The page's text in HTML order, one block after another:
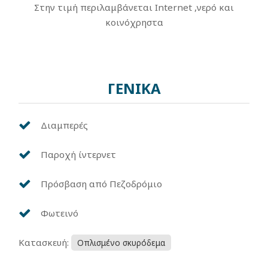
Στην τιμή περιλαμβάνεται Internet ,νερό και
κοινόχρηστα
ΓΕΝΙΚΑ
Διαμπερές
Παροχή ίντερνετ
Πρόσβαση από Πεζοδρόμιο
Φωτεινό
Κατασκευή: Οπλισμένο σκυρόδεμα